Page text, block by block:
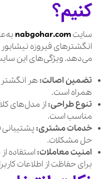
کنیم؟
سایتnabgohar.com
انگشترهای فیروزه
می‌دهد. ویژگی‌های این
تضمین اصالت:هر انگشتر
همراه است.
تنوع طراحی:از مدل‌های
مناسب است.
خدمات مشتری:پشتیبانی
حل مشکلات.
امنیت معاملات:استفاده
برای حفاظت از اطلاعات